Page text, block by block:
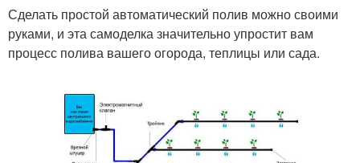
Сделать простой автоматический полив можно своими
руками, и эта самоделка значительно упростит вам
процесс полива вашего огорода, теплицы или сада.